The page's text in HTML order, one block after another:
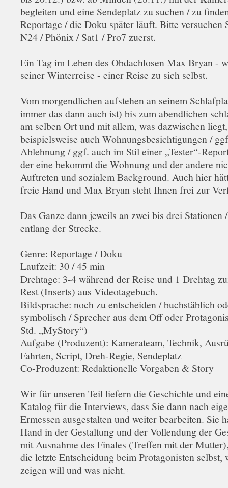
begleiten und eine Sendeplatz zu suchen / zu
Reportage / die Doku später läuft. Bitte versuchen
N24 / Phönix / Sat1 / Pro7 zuerst.
Ein Tag im Leben des Obdachlosen Max Bryan -
seiner Winterreise - einer Reise zu sich selbst.
Vom morgendlichen aufstehen an seinem
immer das dann auch ist) bis zum abendlichen
am selben Ort und mit allem, was dazwischen
beispielsweise auch Wohnungsbesichtigungen /
Ablehnung / ggf. auch im Stil einer „Tester“-
der eine bekommt die Wohnung und der andere
Auftreten und sozialem Background. Auch hier
freie Hand und Max Bryan steht Ihnen frei zur
Das Ganze dann jeweils an zwei bis drei Stationen
entlang der Strecke.
Genre: Reportage / Doku
Laufzeit: 30 / 45 min
Drehtage: 3-4 während der Reise und 1 Drehtag
Rest (Inserts) aus Videotagebuch.
Bildsprache: noch zu entscheiden / buchstäblich
symbolisch / Sprecher aus dem Off oder
Std. „MyStory“)
Aufgabe (Produzent): Kamerateam, Technik,
Fahrten, Script, Dreh-Regie, Sendeplatz
Co-Produzent: Redaktionelle Vorgaben & Story
Wir für unseren Teil liefern die Geschichte und
Katalog für die Interviews, dass Sie dann nach
Ermessen ausgestalten und weiter bearbeiten. Sie
Hand in der Gestaltung und der Vollendung der
mit Ausnahme des Finales (Treffen mit der
die letzte Entscheidung beim Protagonisten selbst,
zeigen will und was nicht.